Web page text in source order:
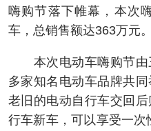
生活 演出
展会 走读海南 周末
人才在线 天涯企服
嗨购节落下帷幕，本次
车，总销售额达363万元。
本次电动车嗨购节由
多家知名电动车品牌共
老旧的电动自行车交回
行车新车，可以享受一